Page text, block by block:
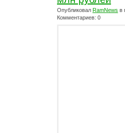
Опубликовал RamNews в
Комментариев: 0